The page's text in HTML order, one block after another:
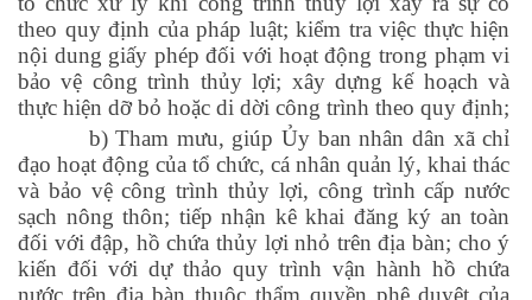
theo quy định của pháp luật; kiểm tra việc thực hiện
nội dung giấy phép đối với hoạt động trong phạm vi
bảo vệ công trình thủy lợi; xây dựng kế hoạch và
thực hiện dỡ bỏ hoặc di dời công trình theo quy định;
b) Tham mưu, giúp Ủy ban nhân dân xã chỉ
đạo hoạt động của tổ chức, cá nhân quản lý, khai thác
và bảo vệ công trình thủy lợi, công trình cấp nước
sạch nông thôn; tiếp nhận kê khai đăng ký an toàn
đối với đập, hồ chứa thủy lợi nhỏ trên địa bàn; cho ý
kiến đối với dự thảo quy trình vận hành hồ chứa